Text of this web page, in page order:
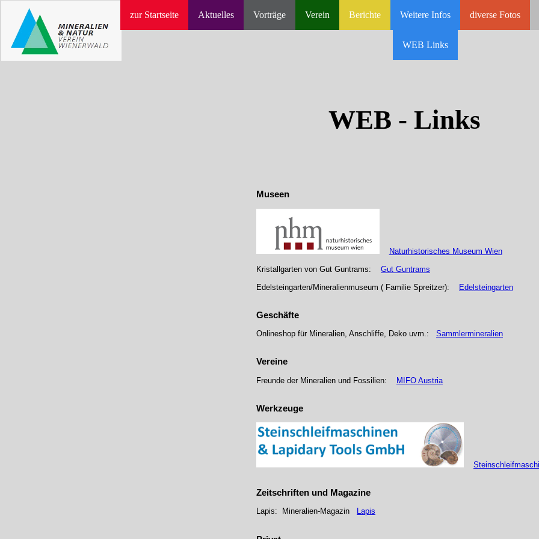
zur Startseite Aktuelles Vorträge Verein Berichte Weitere Infos diverse Fotos
WEB Links
WEB - Links
Museen
Naturhistorisches Museum Wien
Kristallgarten von Gut Guntrams: Gut Guntrams
Edelsteingarten/Mineralienmuseum ( Familie Spreitzer): Edelsteingarten
Geschäfte
Onlineshop für Mineralien, Anschliffe, Deko uvm.: Sammlermineralien
Vereine
Freunde der Mineralien und Fossilien: MIFO Austria
Werkzeuge
Zeitschriften und Magazine
Lapis: Mineralien-Magazin Lapis